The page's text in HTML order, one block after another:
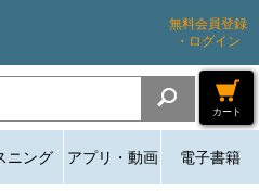
無料会員登録
・ログイン
カート
ニング アプリ・動画 電子書籍